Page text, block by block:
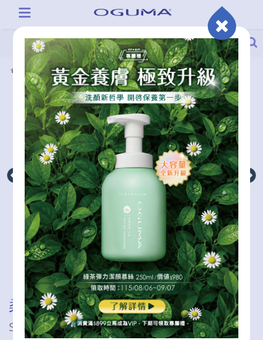
產品系列 柔絲蛋白潔顏精露
柔絲蛋白潔顏精露
SILK PROTEIN CLEANSING GEL